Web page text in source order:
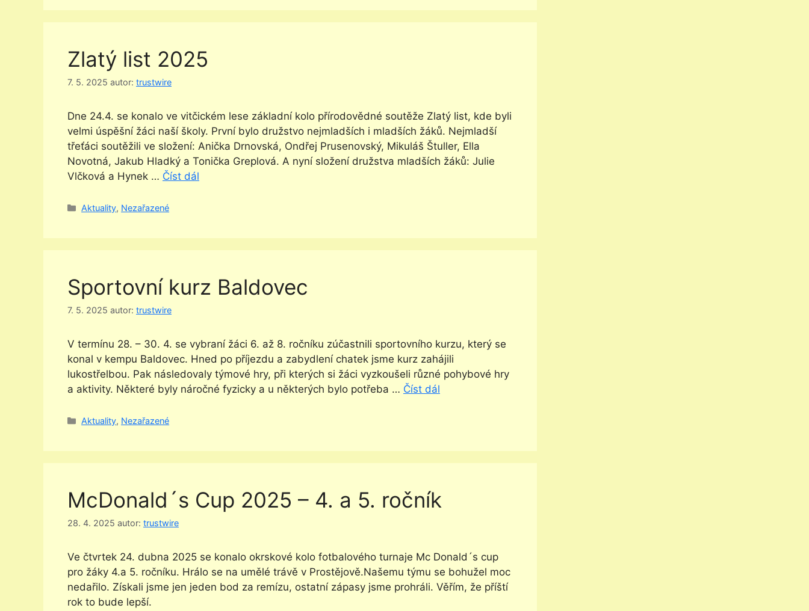
Zlatý list 2025
7. 5. 2025 autor: trustwire
Dne 24.4. se konalo ve vitčickém lese základní kolo přírodovědné soutěže Zlatý list, kde byli
velmi úspěšní žáci naší školy. První bylo družstvo nejmladších i mladších žáků. Nejmladší
třeťáci soutěžili ve složení: Anička Drnovská, Ondřej Prusenovský, Mikuláš Štuller, Ella
Novotná, Jakub Hladký a Tonička Greplová. A nyní složení družstva mladších žáků: Julie
Vlčková a Hynek … Číst dál
Rubriky
Aktuality, Nezařazené
Sportovní kurz Baldovec
7. 5. 2025 autor: trustwire
V termínu 28. – 30. 4. se vybraní žáci 6. až 8. ročníku zúčastnili sportovního kurzu, který se
konal v kempu Baldovec. Hned po příjezdu a zabydlení chatek jsme kurz zahájili
lukostřelbou. Pak následovaly týmové hry, při kterých si žáci vyzkoušeli různé pohybové hry
a aktivity. Některé byly náročné fyzicky a u některých bylo potřeba … Číst dál
Rubriky
Aktuality, Nezařazené
McDonald´s Cup 2025 – 4. a 5. ročník
28. 4. 2025 autor: trustwire
Ve čtvrtek 24. dubna 2025 se konalo okrskové kolo fotbalového turnaje Mc Donald´s cup
pro žáky 4.a 5. ročníku. Hrálo se na umělé trávě v Prostějově.Našemu týmu se bohužel moc
nedařilo. Získali jsme jen jeden bod za remízu, ostatní zápasy jsme prohráli. Věřím, že příští
rok to bude lepší.